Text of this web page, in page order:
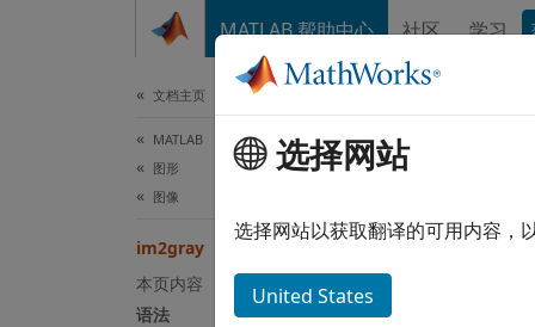
MATLAB 帮助中心 社区 学习
文档主页
MATLAB
图形
图像
im2gray
本页内容
语法
将
选择网站
选择网站以获取翻译的可用内容，
United States